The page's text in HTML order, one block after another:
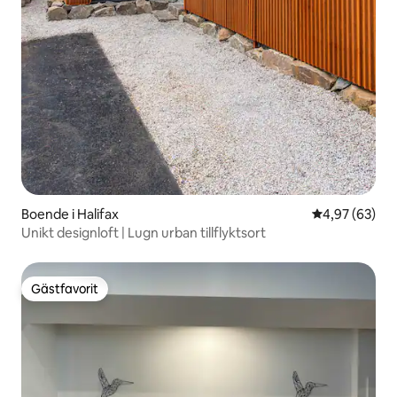
Boende i Halifax 4,97 av 5 i
4,97 (63)
Unikt designloft | Lugn urban tillflyktsort
Gästfavorit
Gästfavorit